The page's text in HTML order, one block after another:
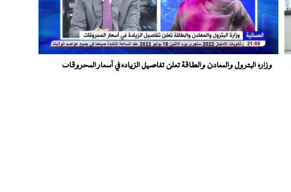
وزارة البترول والمعادن والطاقة تعلن تفاصيل الزيادة في أسعار المحروقات